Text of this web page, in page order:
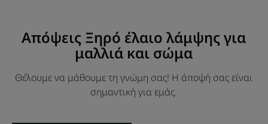
Απόψεις Ξηρό έλαιο λάμψης για
μαλλιά και σώμα
Θέλουμε να μάθουμε τη γνώμη σας! Η άποψή σας είναι
σημαντική για εμάς.